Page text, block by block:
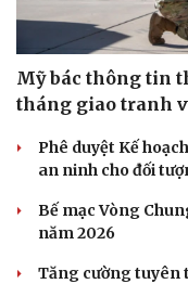
Nhi khoa
Nam khoa
Làm đẹp - giảm cân
Phòng mạch online
Mỹ bác thông tin
tháng giao tranh
Phê duyệt Kế
an ninh cho đối
Bế mạc Vòng
năm 2026
Tăng cường tuyên